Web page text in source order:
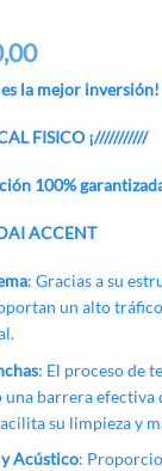
Current
is:
la mejor inversión!
FISICO ¡///////////
100%
ACCENT
: Gracias a su
un alto
: El proceso de
barrera efectiva
su limpieza y
Acústico: